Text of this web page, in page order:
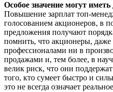
Особое значение могут
Повышение зарплат топ-
голосованием акционеров, в
предложения получают
помнить, что акционеры,
профессионалами ни в
продажами и, тем более, в
велик риск, что они
того, кто сумеет быстро и
это не всегда означает